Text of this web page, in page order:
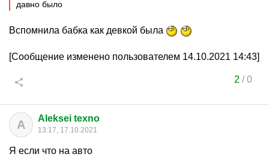
давно было
Вспомнила бабка как девкой была
[Сообщение изменено пользователем 14.10.2021 14:43]
2 /0
A Aleksei texno
13:17, 17.10.2021
Я если что на авто